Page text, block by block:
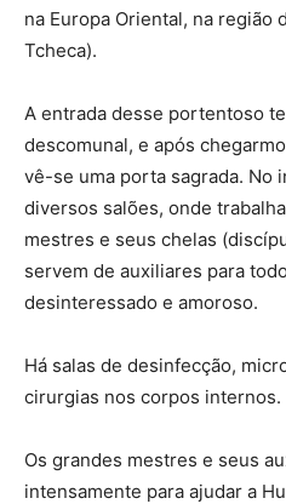
na Europa Oriental, na região
Tcheca).
A entrada desse portentoso
descomunal, e após
vê-se uma porta sagrada. No
diversos salões, onde
mestres e seus chelas
servem de auxiliares para
desinteressado e amoroso.
Há salas de desinfecção,
cirurgias nos corpos internos.
Os grandes mestres e seus
intensamente para ajudar a